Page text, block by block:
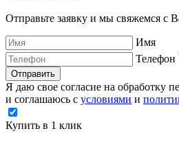
Отправьте заявку и мы свяжемся с
Имя
Телефон
Отправить
Я даю свое согласие на обработку
и соглашаюсь с условиями и
Купить в 1 клик